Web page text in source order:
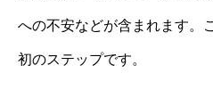
への不安などが含まれます。
初のステップです。